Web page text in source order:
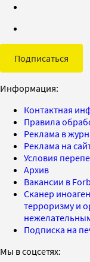
Подписаться
Информация:
Контактная
Правила
Реклама в
Реклама на
Условия
Архив
Вакансии в
Сканер
терроризму и
Подписка на
Мы в соцсетях: